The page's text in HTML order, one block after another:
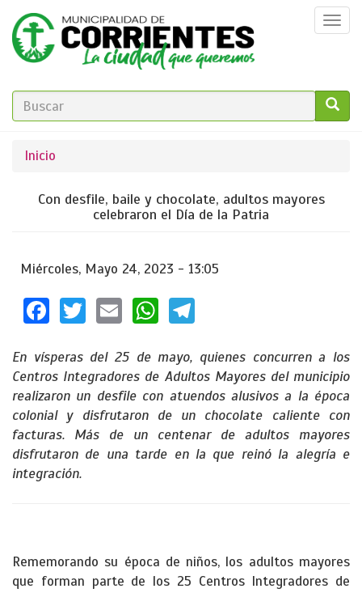
Pasar
contenido
principal
FORMULARIO
BÚSQUEDA
Se
encuentra
Inicio
Con desfile, baile y chocolate, adultos mayores
celebraron el Día de la Patria
Miércoles, Mayo 24, 2023 - 13:05
Facebook
TwitterEmailWhatsApp
En vísperas del 25 de mayo, quienes concurren a los
Centros Integradores de Adultos Mayores del municipio
realizaron un desfile con atuendos alusivos a la época
colonial y disfrutaron de un chocolate caliente con
facturas. Más de un centenar de adultos mayores
disfrutaron de una tarde en la que reinó la alegría e
integración.
Rememorando su época de niños, los adultos mayores
que forman parte de los 25 Centros Integradores de